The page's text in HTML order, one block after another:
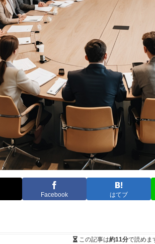
Facebook はてブ
この記事は約11分で読めま